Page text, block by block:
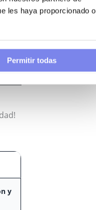
les haya proporcionado o
Permitir todas
y